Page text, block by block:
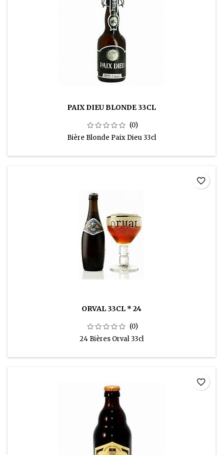
PAIX DIEU BLONDE 33CL
(0)
Bière Blonde Paix Dieu 33cl
ORVAL 33CL * 24
(0)
24 Bières Orval 33cl
favorite_border
favorite_border